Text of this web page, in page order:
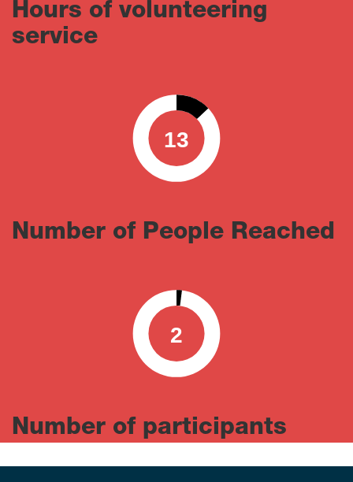
Hours of volunteering
service
13
0 100
Number of People Reached
2
0 100
Number of participants